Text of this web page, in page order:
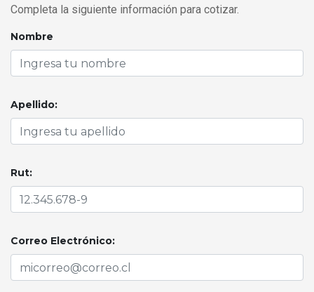
Completa la siguiente información para cotizar.
Nombre
Apellido:
Rut:
Correo Electrónico: